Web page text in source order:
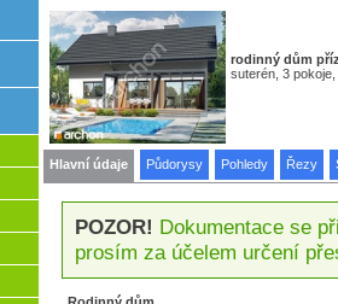
rodinný dům
suterén, 3
Hlavní údaje Půdorysy Pohledy Řezy
POZOR! Dokumentace se
prosím za účelem určení